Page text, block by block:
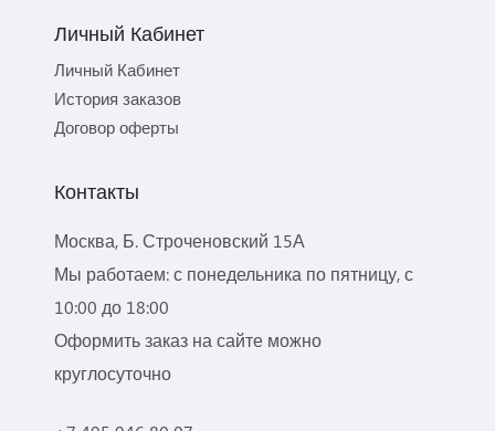
Личный Кабинет
Личный Кабинет
История заказов
Договор оферты
Контакты
Москва, Б. Строченовский 15А
Мы работаем: с понедельника по пятницу, с
10:00 до 18:00
Оформить заказ на сайте можно
круглосуточно